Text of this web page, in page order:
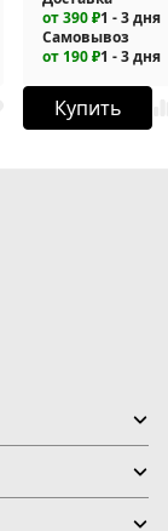
от 390 ₽1 - 3 дня
Самовывоз
от 190 ₽1 - 3 дня
Купить